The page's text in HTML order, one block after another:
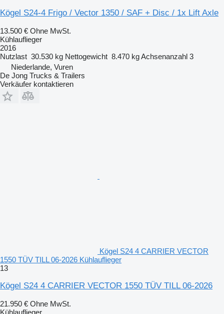
Kögel S24-4 Frigo / Vector 1350 / SAF + Disc / 1x Lift Axle
13.500 € Ohne MwSt.
Kühlauflieger
2016
Nutzlast 30.530 kg Nettogewicht 8.470 kgAchsenanzahl 3
Niederlande, Vuren
De Jong Trucks & Trailers
Verkäufer kontaktieren
Kögel S24 4 CARRIER VECTOR
1550 TÜV TILL 06-2026 Kühlauflieger
13
Kögel S24 4 CARRIER VECTOR 1550 TÜV TILL 06-2026
21.950 € Ohne MwSt.
Kühlauflieger